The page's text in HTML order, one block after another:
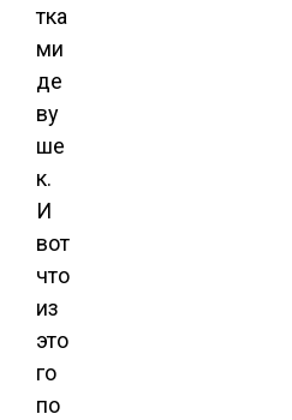
тка
ми
де
ву
ше
к.
И
вот
что
из
это
го
по